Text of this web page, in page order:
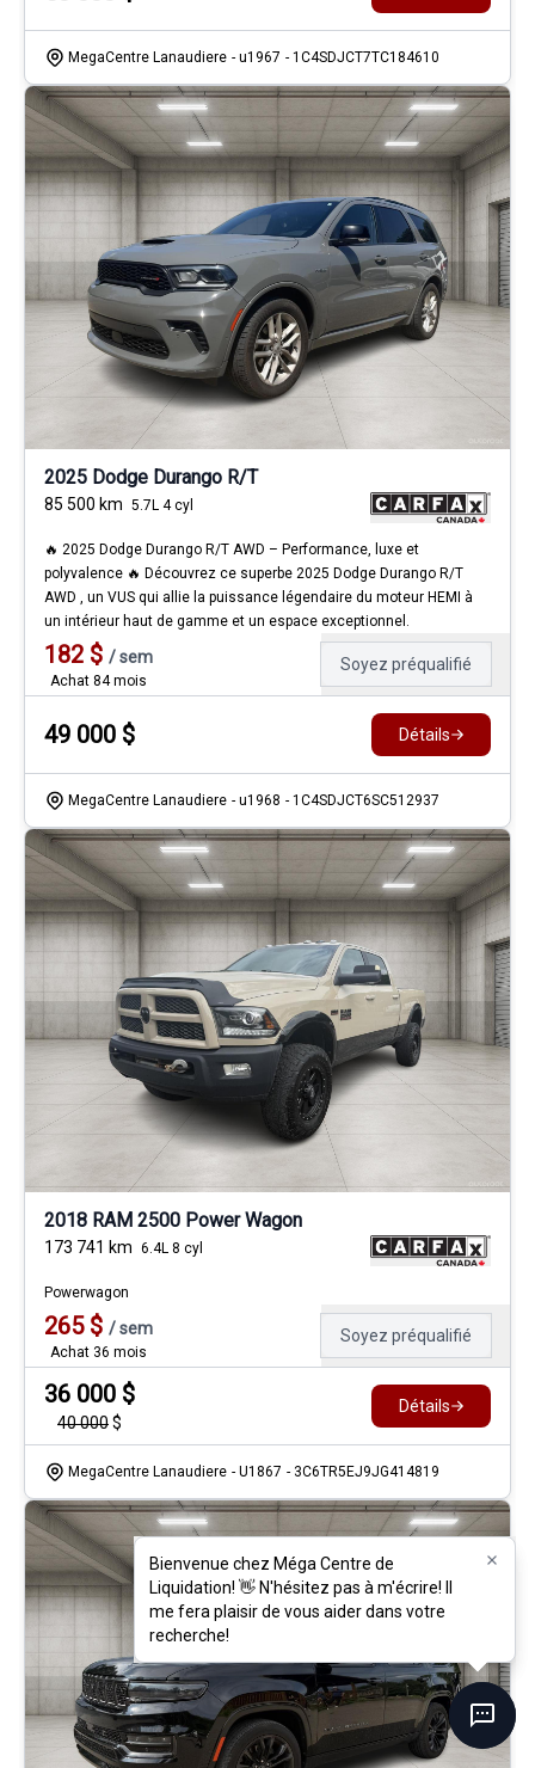
Bienvenue chez Méga Centre de
Liquidation! 👋 N'hésitez pas à m'écrire! Il
me fera plaisir de vous aider dans votre
recherche!
MegaCentre Lanaudiere - u1967 - 1C4SDJCT7TC184610
2025 Dodge Durango R/T
85 500 km 5.7L 4 cyl
🔥 2025 Dodge Durango R/T AWD – Performance, luxe et
polyvalence 🔥 Découvrez ce superbe 2025 Dodge Durango R/T
AWD , un VUS qui allie la puissance légendaire du moteur HEMI à
un intérieur haut de gamme et un espace exceptionnel.
182 $ /sem
Achat 84 mois
Soyez préqualifié
49 000 $ Détails
MegaCentre Lanaudiere - u1968 - 1C4SDJCT6SC512937
2018 RAM 2500 Power Wagon
173 741 km 6.4L 8 cyl
Powerwagon
265$ /sem
Achat 36 mois
Soyez préqualifié
36 000 $
40 000$
Détails
MegaCentre Lanaudiere - U1867 - 3C6TR5EJ9JG414819
Bienvenue chez Méga Centre de
Liquidation! 👋 N'hésitez pas à m'écrire! Il
me fera plaisir de vous aider dans votre
recherche!